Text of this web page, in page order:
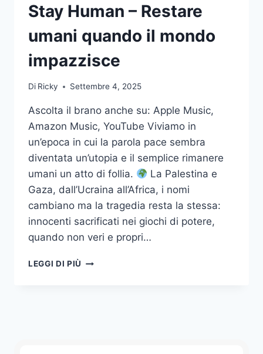
Stay Human – Restare
umani quando il mondo
impazzisce
Di Ricky Settembre 4, 2025
Ascolta il brano anche su: Apple Music,
Amazon Music, YouTube Viviamo in
un’epoca in cui la parola pace sembra
diventata un’utopia e il semplice rimanere
umani un atto di follia.
La Palestina e
Gaza, dall’Ucraina all’Africa, i nomi
cambiano ma la tragedia resta la stessa:
innocenti sacrificati nei giochi di potere,
quando non veri e propri…
LEGGI DI PIÙ STAY